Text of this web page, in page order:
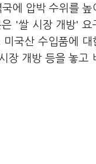
에 압박 수위를 높
'쌀 시장 개방' 요
국산 수입품에 대
장 개방 등을 놓고